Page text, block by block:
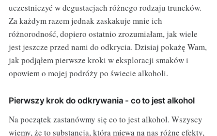
uczestniczyć w degustacjach różnego rodzaju truneków.
Za każdym razem jednak zaskakuje mnie ich
różnorodność, dopiero ostatnio zrozumiałam, jak wiele
jest jeszcze przed nami do odkrycia. Dzisiaj pokażę Wam,
jak podjąłem pierwsze kroki w eksploracji smaków i
opowiem o mojej podróży po świecie alkoholi.
Pierwszy krok do odkrywania - co to jest alkohol
Na początek zastanówmy się co to jest alkohol. Wszyscy
wiemy, że to substancja, która miewa na nas różne efekty,